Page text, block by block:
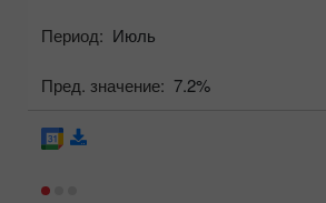
Период: Июль
Пред. значение: 7.2%